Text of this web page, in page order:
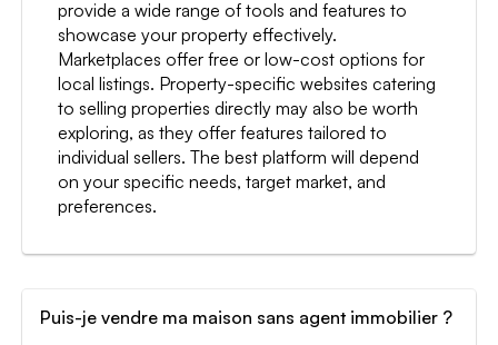
provide a wide range of tools and features to
showcase your property effectively.
Marketplaces offer free or low-cost options for
local listings. Property-specific websites catering
to selling properties directly may also be worth
exploring, as they offer features tailored to
individual sellers. The best platform will depend
on your specific needs, target market, and
preferences.
Puis-je vendre ma maison sans agent immobilier ?